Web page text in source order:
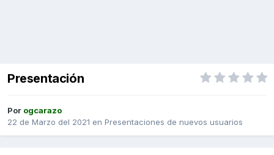
Presentación
Por ogcarazo
22 de Marzo del 2021 en Presentaciones de nuevos usuarios